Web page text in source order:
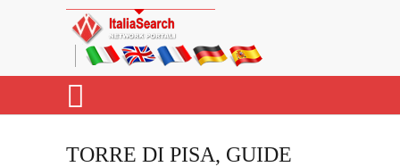
TORRE DI PISA, GUIDE